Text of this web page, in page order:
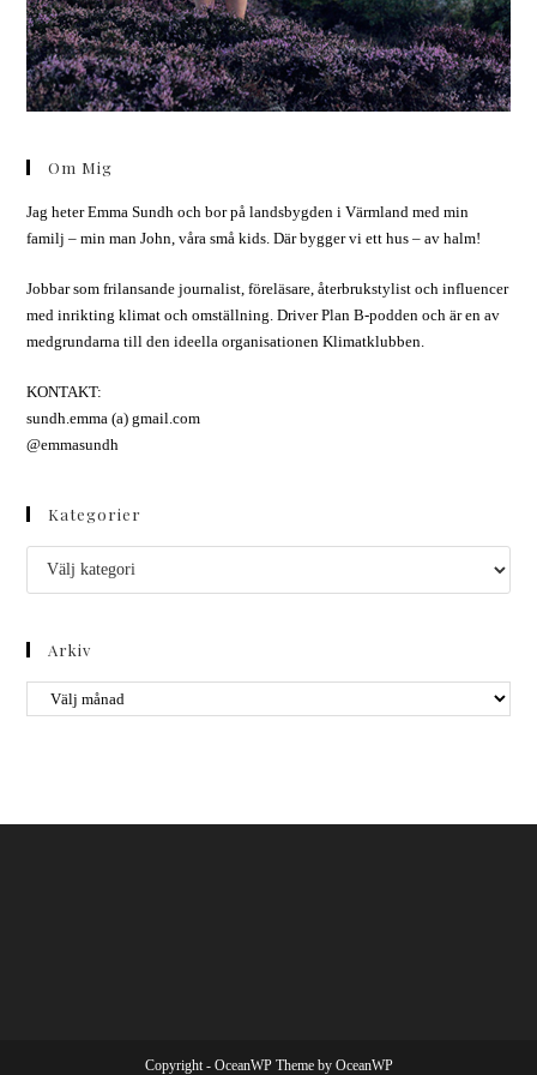
Om Mig
Jag heter Emma Sundh och bor på landsbygden i Värmland med min
familj – min man John, våra små kids. Där bygger vi ett hus – av halm!
Jobbar som frilansande journalist, föreläsare, återbrukstylist och influencer
med inrikting klimat och omställning. Driver Plan B-podden och är en av
medgrundarna till den ideella organisationen Klimatklubben.
KONTAKT:
sundh.emma (a) gmail.com
@emmasundh
Kategorier
Kategorier
Arkiv
Arkiv
Copyright - OceanWP Theme by OceanWP